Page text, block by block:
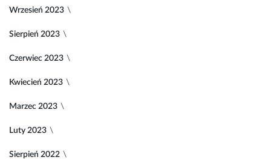
Wrzesień 2023
Sierpień 2023
Czerwiec 2023
Kwiecień 2023
Marzec 2023
Luty 2023
Sierpień 2022